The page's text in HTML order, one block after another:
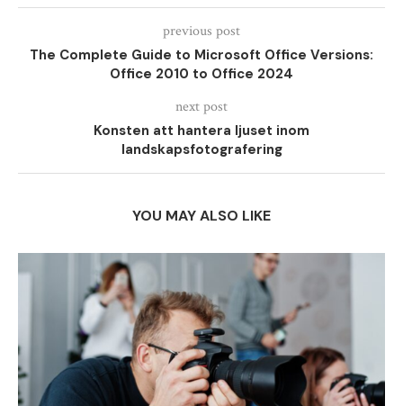
previous post
The Complete Guide to Microsoft Office Versions:
Office 2010 to Office 2024
next post
Konsten att hantera ljuset inom
landskapsfotografering
YOU MAY ALSO LIKE